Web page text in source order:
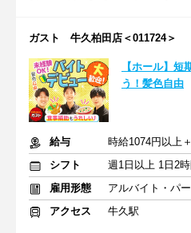
ガスト 牛久柏田店＜011724＞
【ホール】短
う！髪色自由
給与
時給1074円以上
シフト
雇用形態
アルバイト・パー
アクセス
牛久駅